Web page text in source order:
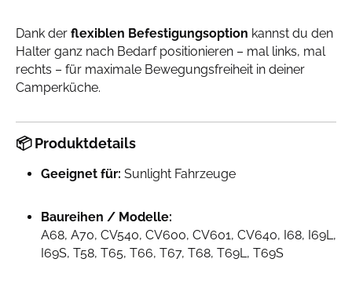
Dank der flexiblen Befestigungsoption kannst du den
Halter ganz nach Bedarf positionieren – mal links, mal
rechts – für maximale Bewegungsfreiheit in deiner
Camperküche.
📦Produktdetails
Geeignet für: Sunlight Fahrzeuge
Baureihen / Modelle:
A68, A70, CV540, CV600, CV601, CV640, I68, I69L,
I69S, T58, T65, T66, T67, T68, T69L, T69S